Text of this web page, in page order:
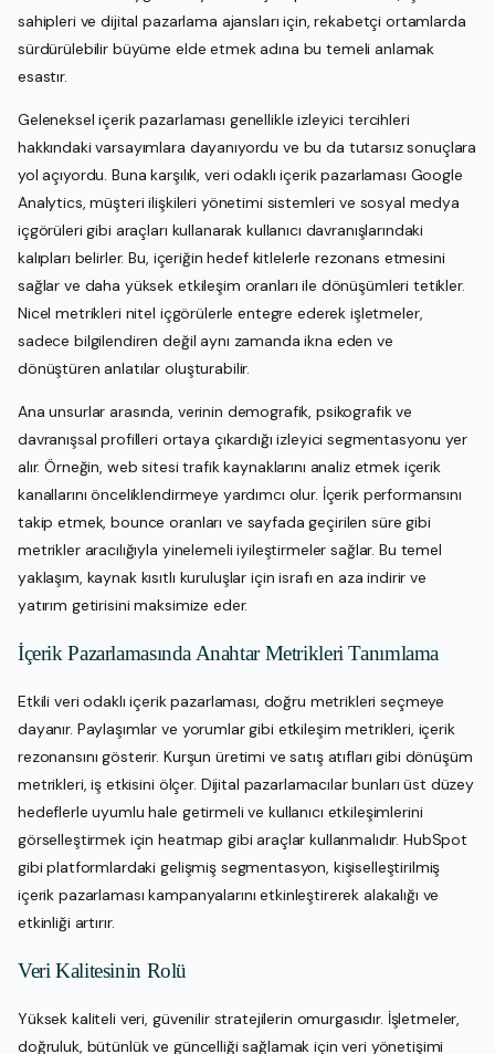
sahipleri ve dijital pazarlama ajansları için, rekabetçi ortamlarda
sürdürülebilir büyüme elde etmek adına bu temeli anlamak
esastır.
Geleneksel içerik pazarlaması genellikle izleyici tercihleri
hakkındaki varsayımlara dayanıyordu ve bu da tutarsız sonuçlara
yol açıyordu. Buna karşılık, veri odaklı içerik pazarlaması Google
Analytics, müşteri ilişkileri yönetimi sistemleri ve sosyal medya
içgörüleri gibi araçları kullanarak kullanıcı davranışlarındaki
kalıpları belirler. Bu, içeriğin hedef kitlelerle rezonans etmesini
sağlar ve daha yüksek etkileşim oranları ile dönüşümleri tetikler.
Nicel metrikleri nitel içgörülerle entegre ederek işletmeler,
sadece bilgilendiren değil aynı zamanda ikna eden ve
dönüştüren anlatılar oluşturabilir.
Ana unsurlar arasında, verinin demografik, psikografik ve
davranışsal profilleri ortaya çıkardığı izleyici segmentasyonu yer
alır. Örneğin, web sitesi trafik kaynaklarını analiz etmek içerik
kanallarını önceliklendirmeye yardımcı olur. İçerik performansını
takip etmek, bounce oranları ve sayfada geçirilen süre gibi
metrikler aracılığıyla yinelemeli iyileştirmeler sağlar. Bu temel
yaklaşım, kaynak kısıtlı kuruluşlar için israfı en aza indirir ve
yatırım getirisini maksimize eder.
İçerik Pazarlamasında Anahtar Metrikleri Tanımlama
Etkili veri odaklı içerik pazarlaması, doğru metrikleri seçmeye
dayanır. Paylaşımlar ve yorumlar gibi etkileşim metrikleri, içerik
rezonansını gösterir. Kurşun üretimi ve satış atıfları gibi dönüşüm
metrikleri, iş etkisini ölçer. Dijital pazarlamacılar bunları üst düzey
hedeflerle uyumlu hale getirmeli ve kullanıcı etkileşimlerini
görselleştirmek için heatmap gibi araçlar kullanmalıdır. HubSpot
gibi platformlardaki gelişmiş segmentasyon, kişiselleştirilmiş
içerik pazarlaması kampanyalarını etkinleştirerek alakalığı ve
etkinliği artırır.
Veri Kalitesinin Rolü
Yüksek kaliteli veri, güvenilir stratejilerin omurgasıdır. İşletmeler,
doğruluk, bütünlük ve güncelliği sağlamak için veri yönetişimi